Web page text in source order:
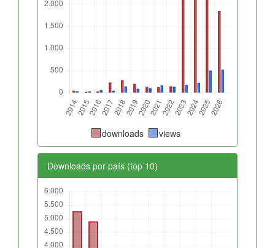
downloads views
Downloads por país (top 10)